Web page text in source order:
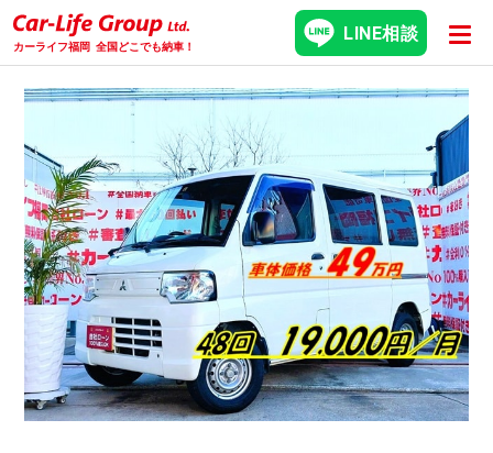
カーライフ福岡 全国どこでも納車！
LINE相談